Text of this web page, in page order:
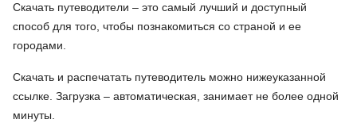
Скачать путеводители – это самый лучший и доступный
способ для того, чтобы познакомиться со страной и ее
городами.
Скачать и распечатать путеводитель можно нижеуказанной
ссылке. Загрузка – автоматическая, занимает не более одной
минуты.